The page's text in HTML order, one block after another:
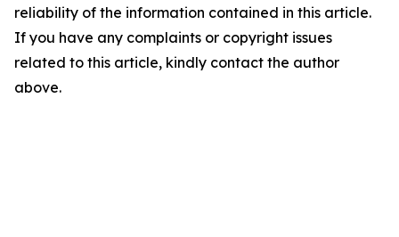
reliability of the information contained in this article.
If you have any complaints or copyright issues
related to this article, kindly contact the author
above.